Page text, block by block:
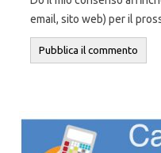
email, sito web) per il